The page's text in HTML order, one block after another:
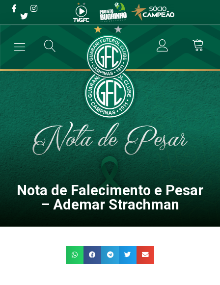
Nota de Falecimento e
Pesar – Ademar Strachman
Comunicados → Nota de Falecimento e Pesar – Ademar
Nota de Falecimento e Pesar
– Ademar Strachman